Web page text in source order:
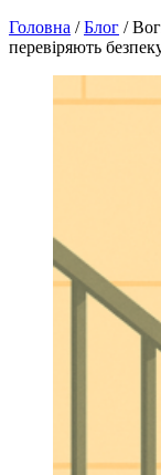
Головна /Блог /
перевіряють